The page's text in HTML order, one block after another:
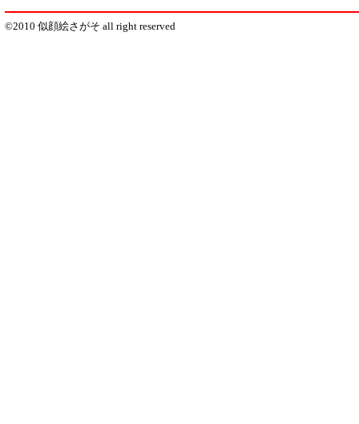
©2010 似顔絵さがそ all right reserved